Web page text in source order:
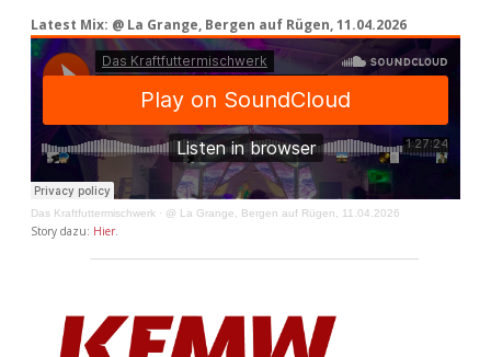
Latest Mix: @ La Grange, Bergen auf Rügen, 11.04.2026
Das Kraftfuttermischwerk · @ La Grange, Bergen auf Rügen, 11.04.2026
Story dazu: Hier.